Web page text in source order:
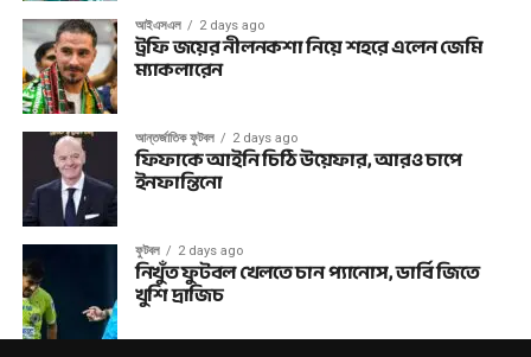
আইএসএল 2 days ago
ট্রফি জয়ের নীলনকশা নিয়ে শহরে এলেন জেমি
ম্যাকলারেন
আন্তর্জাতিক ফুটবল 2 days ago
ফিফাকে আইনি চিঠি উয়েফার, আরও চাপে
ইনফান্তিনো
ফুটবল 2 days ago
নিখুঁত ফুটবল খেলতে চান প্যানোস, ডার্বি জিতে
খুশি দ্রাজিচ